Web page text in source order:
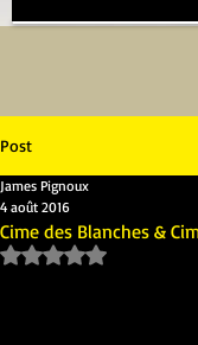
Post
Cime des Blanches &
James Pignoux
4 août 2016
Noté NaN étoiles sur